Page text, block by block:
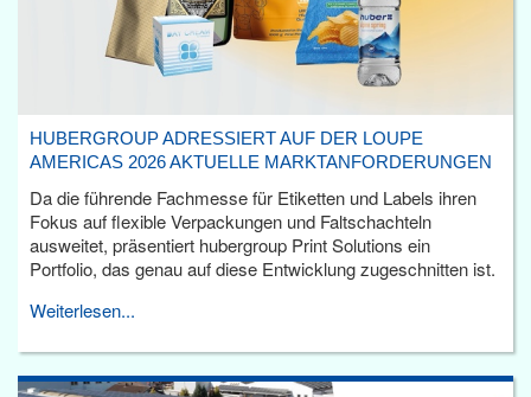
HUBERGROUP ADRESSIERT AUF DER LOUPE
AMERICAS 2026 AKTUELLE MARKTANFORDERUNGEN
Da die führende Fachmesse für Etiketten und Labels ihren
Fokus auf flexible Verpackungen und Faltschachteln
ausweitet, präsentiert hubergroup Print Solutions ein
Portfolio, das genau auf diese Entwicklung zugeschnitten ist.
Weiterlesen...